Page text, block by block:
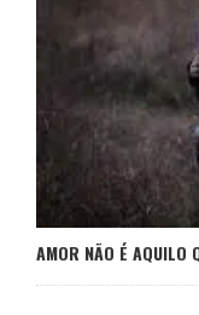
AMOR NÃO É AQUILO